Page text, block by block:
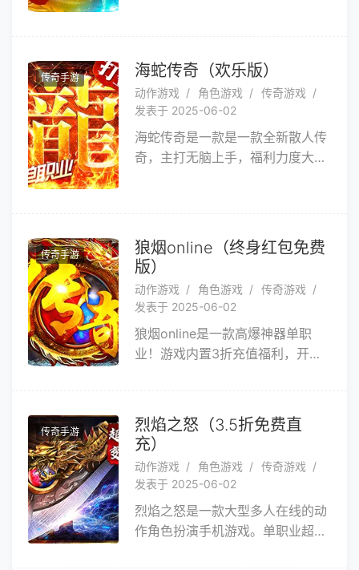
一切需求，装备全靠爆，货币全靠
打。真正为散人玩家所打造，请上
服耐心体验，保证您不虚此行！
传奇手游 海蛇传奇（欢乐版）
动作游戏 角色游戏
传奇游戏
发表于 2025-06-02
海蛇传奇是一款是一款全新散人传
奇，主打无脑上手，福利力度大，
砍怪手感拉满，小怪也能爆神装，
还不来看看这款传奇，礼包也能用
爆出来的充值卡购买，散人也能很
好的玩下去。
传奇手游
狼烟online（终身红包免费
版）
动作游戏 角色游戏
传奇游戏
发表于 2025-06-02
狼烟online是一款高爆神器单职
业！游戏内置3折充值福利，开局
切割+8888、打野神剑、天天648
代币，每天在线领充值红包，各种
红包和道具拿到手软，一怪一专
属，每个怪都会爆出对应的专属装
备，BOSS光柱爆满屏，新版神器
等你来战！
传奇手游
烈焰之怒（3.5折免费直
充）
动作游戏 角色游戏
传奇游戏
发表于 2025-06-02
烈焰之怒是一款大型多人在线的动
作角色扮演手机游戏。单职业超变